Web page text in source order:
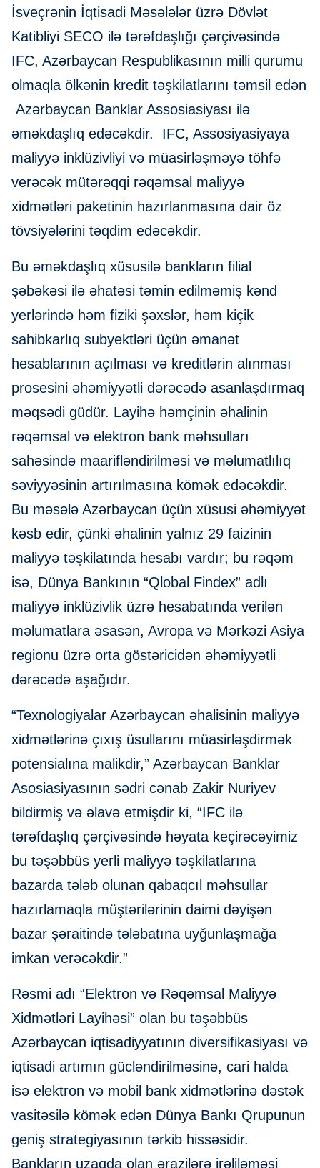
İsveçrənin İqtisadi Məsələlər üzrə Dövlət
Katibliyi SECO ilə tərəfdaşlığı çərçivəsində
IFC, Azərbaycan Respublikasının milli qurumu
olmaqla ölkənin kredit təşkilatlarını təmsil edən
Azərbaycan Banklar Assosiasiyası ilə
əməkdaşlıq edəcəkdir. IFC, Assosiyasiyaya
maliyyə inklüzivliyi və müasirləşməyə töhfə
verəcək mütərəqqi rəqəmsal maliyyə
xidmətləri paketinin hazırlanmasına dair öz
tövsiyələrini təqdim edəcəkdir.
Bu əməkdaşlıq xüsusilə bankların filial
şəbəkəsi ilə əhatəsi təmin edilməmiş kənd
yerlərində həm fiziki şəxslər, həm kiçik
sahibkarlıq subyektləri üçün əmanət
hesablarının açılması və kreditlərin alınması
prosesini əhəmiyyətli dərəcədə asanlaşdırmaq
məqsədi güdür. Layihə həmçinin əhalinin
rəqəmsal və elektron bank məhsulları
sahəsində maarifləndirilməsi və məlumatlılıq
səviyyəsinin artırılmasına kömək edəcəkdir.
Bu məsələ Azərbaycan üçün xüsusi əhəmiyyət
kəsb edir, çünki əhalinin yalnız 29 faizinin
maliyyə təşkilatında hesabı vardır; bu rəqəm
isə, Dünya Bankının “Qlobal Findex” adlı
maliyyə inklüzivlik üzrə hesabatında verilən
məlumatlara əsasən, Avropa və Mərkəzi Asiya
regionu üzrə orta göstəricidən əhəmiyyətli
dərəcədə aşağıdır.
“Texnologiyalar Azərbaycan əhalisinin maliyyə
xidmətlərinə çıxış üsullarını müasirləşdirmək
potensialına malikdir,” Azərbaycan Banklar
Asosiasiyasının sədri cənab Zakir Nuriyev
bildirmiş və əlavə etmişdir ki, “IFC ilə
tərəfdaşlıq çərçivəsində həyata keçirəcəyimiz
bu təşəbbüs yerli maliyyə təşkilatlarına
bazarda tələb olunan qabaqcıl məhsullar
hazırlamaqla müştərilərinin daimi dəyişən
bazar şəraitində tələbatına uyğunlaşmağa
imkan verəcəkdir.”
Rəsmi adı “Elektron və Rəqəmsal Maliyyə
Xidmətləri Layihəsi” olan bu təşəbbüs
Azərbaycan iqtisadiyyatının diversifikasiyası və
iqtisadi artımın gücləndirilməsinə, cari halda
isə elektron və mobil bank xidmətlərinə dəstək
vasitəsilə kömək edən Dünya Bankı Qrupunun
geniş strategiyasının tərkib hissəsidir.
Bankların uzaqda olan ərazilərə irəliləməsi